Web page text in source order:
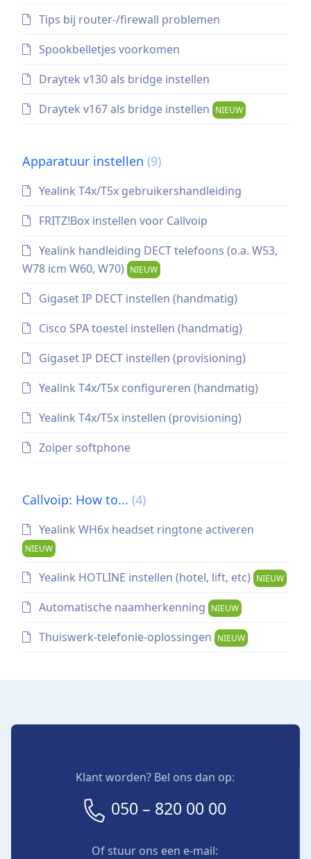
Tips bij router-/firewall problemen
Spookbelletjes voorkomen
Draytek v130 als bridge instellen
Draytek v167 als bridge instellen NIEUW
Apparatuur instellen (9)
Yealink T4x/T5x gebruikershandleiding
FRITZ!Box instellen voor Callvoip
Yealink handleiding DECT telefoons (o.a. W53,
W78 icm W60, W70) NIEUW
Gigaset IP DECT instellen (handmatig)
Cisco SPA toestel instellen (handmatig)
Gigaset IP DECT instellen (provisioning)
Yealink T4x/T5x configureren (handmatig)
Yealink T4x/T5x instellen (provisioning)
Zoiper softphone
Callvoip: How to... (4)
Yealink WH6x headset ringtone activeren
NIEUW
Yealink HOTLINE instellen (hotel, lift, etc) NIEUW
Automatische naamherkenning NIEUW
Thuiswerk-telefonie-oplossingen NIEUW
Klant worden? Bel ons dan op:
050 – 820 00 00
Of stuur ons een e-mail: